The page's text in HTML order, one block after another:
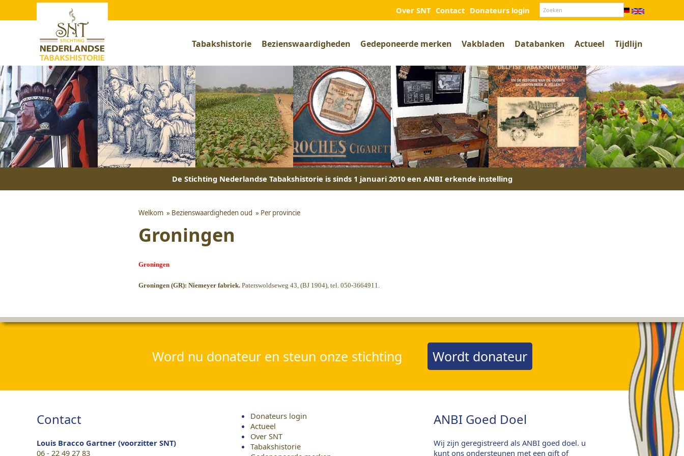
Over SNT Contact Donateurs login
Tabakshistorie Bezienswaardigheden Gedeponeerde merken Vakbladen Databanken Actueel Tijdlijn
De Stichting Nederlandse Tabakshistorie is sinds 1 januari 2010 een ANBI erkende instelling
Welkom » Bezienswaardigheden oud » Per provincie
Groningen
Groningen
Groningen (GR): Niemeyer fabriek. Paterswoldseweg 43, (BJ 1904), tel. 050-3664911.
Word nu donateur en steun onze stichting Wordt donateur
Contact
Louis Bracco Gartner (voorzitter SNT)
06 - 22 49 27 83
Donateurs login
Actueel
Over SNT
Tabakshistorie
ANBI Goed Doel
Wij zijn geregistreerd als ANBI goed doel. u
kunt ons ondersteunen met een gift of